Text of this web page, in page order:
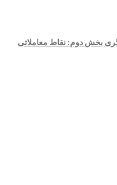
بخش دوم: نقاط معاملاتی